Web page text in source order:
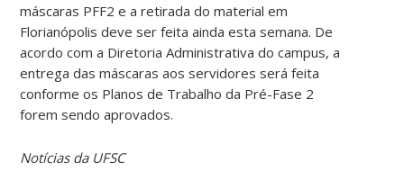
máscaras PFF2 e a retirada do material em
Florianópolis deve ser feita ainda esta semana. De
acordo com a Diretoria Administrativa do campus, a
entrega das máscaras aos servidores será feita
conforme os Planos de Trabalho da Pré-Fase 2
forem sendo aprovados.
Notícias da UFSC